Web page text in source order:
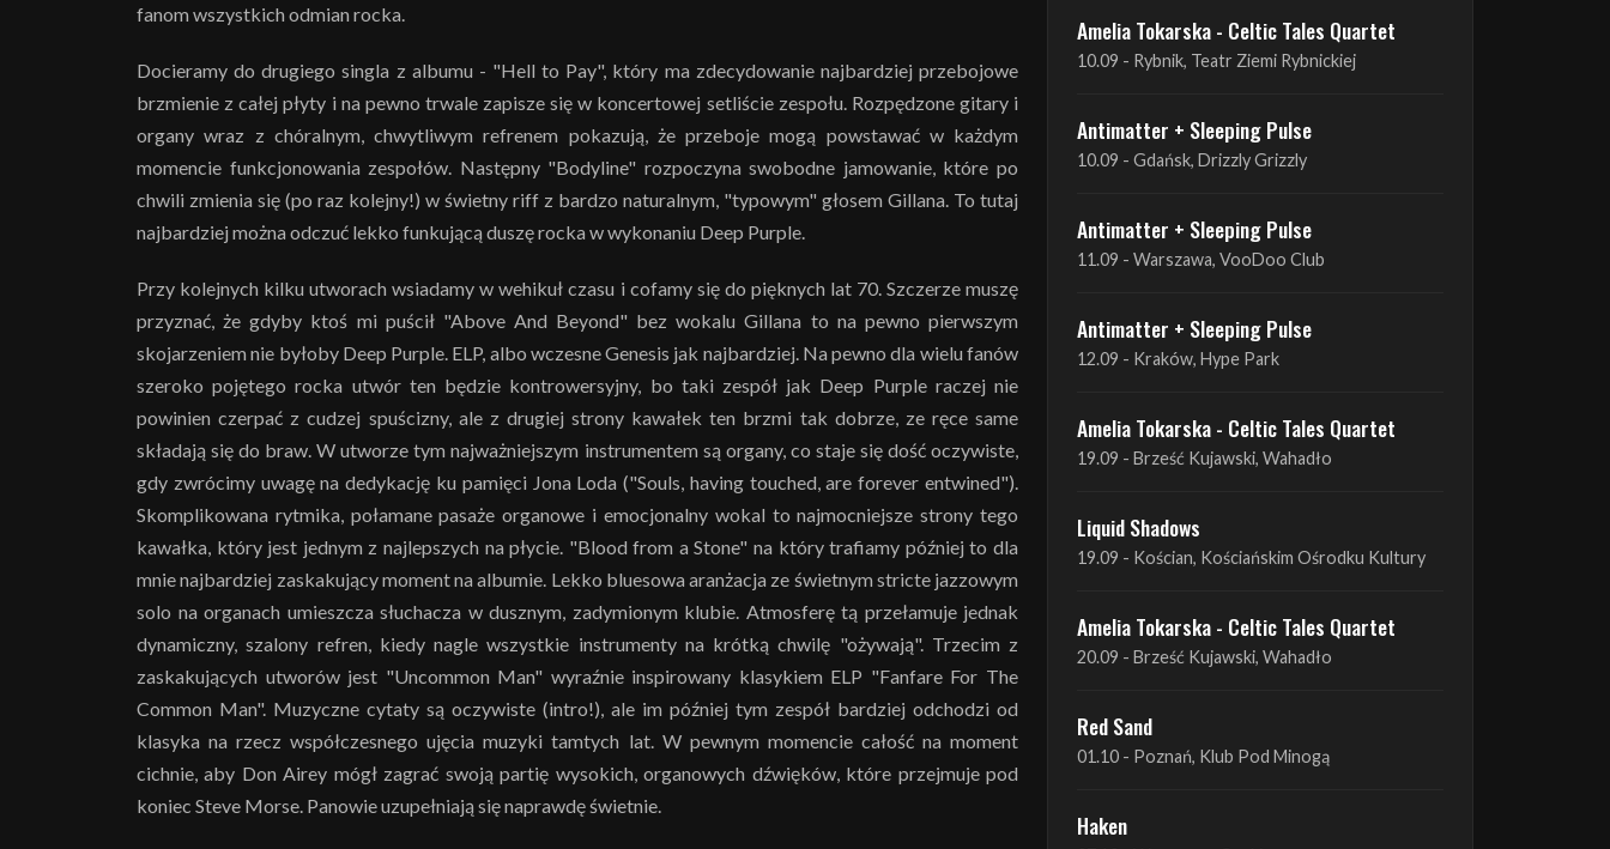
fanom wszystkich odmian rocka.
Docieramy do drugiego singla z albumu ­- "Hell to Pay", który ma zdecydowanie najbardziej przebojowe
brzmienie z całej płyty i na pewno trwale zapisze się w koncertowej setliście zespołu. Rozpędzone gitary i
organy wraz z chóralnym, chwytliwym refrenem pokazują, że przeboje mogą powstawać w każdym
momencie funkcjonowania zespołów. Następny "Bodyline" rozpoczyna swobodne jamowanie, które po
chwili zmienia się (po raz kolejny!) w świetny riff z bardzo naturalnym, "typowym" głosem Gillana. To tutaj
najbardziej można odczuć lekko funkującą duszę rocka w wykonaniu Deep Purple.
Przy kolejnych kilku utworach wsiadamy w wehikuł czasu i cofamy się do pięknych lat 70. Szczerze muszę
przyznać, że gdyby ktoś mi puścił "Above And Beyond" bez wokalu Gillana to na pewno pierwszym
skojarzeniem nie byłoby Deep Purple. ELP, albo wczesne Genesis jak najbardziej. Na pewno dla wielu fanów
szeroko pojętego rocka utwór ten będzie kontrowersyjny, bo taki zespół jak Deep Purple raczej nie
powinien czerpać z cudzej spuścizny, ale z drugiej strony kawałek ten brzmi tak dobrze, ze ręce same
składają się do braw. W utworze tym najważniejszym instrumentem są organy, co staje się dość oczywiste,
gdy zwrócimy uwagę na dedykację ku pamięci Jona Loda ("Souls, having touched, are forever entwined").
Skomplikowana rytmika, połamane pasaże organowe i emocjonalny wokal to najmocniejsze strony tego
kawałka, który jest jednym z najlepszych na płycie. "Blood from a Stone" na który trafiamy później to dla
mnie najbardziej zaskakujący moment na albumie. Lekko bluesowa aranżacja ze świetnym stricte jazzowym
solo na organach umieszcza słuchacza w dusznym, zadymionym klubie. Atmosferę tą przełamuje jednak
dynamiczny, szalony refren, kiedy nagle wszystkie instrumenty na krótką chwilę "ożywają". Trzecim z
zaskakujących utworów jest "Uncommon Man" wyraźnie inspirowany klasykiem ELP "Fanfare For The
Common Man". Muzyczne cytaty są oczywiste (intro!), ale im później tym zespół bardziej odchodzi od
klasyka na rzecz współczesnego ujęcia muzyki tamtych lat. W pewnym momencie całość na moment
cichnie, aby Don Airey mógł zagrać swoją partię wysokich, organowych dźwięków, które przejmuje pod
koniec Steve Morse. Panowie uzupełniają się naprawdę świetnie.
Antimatter + Sleeping Pulse
10.09 - Gdańsk, Drizzly Grizzly
Antimatter + Sleeping Pulse
11.09 - Warszawa, VooDoo Club
Antimatter + Sleeping Pulse
12.09 - Kraków, Hype Park
Amelia Tokarska - Celtic Tales Quartet
19.09 - Brześć Kujawski, Wahadło
Liquid Shadows
19.09 - Kościan, Kościańskim Ośrodku Kultury
Amelia Tokarska - Celtic Tales Quartet
20.09 - Brześć Kujawski, Wahadło
Red Sand
01.10 - Poznań, Klub Pod Minogą
Haken
07.10 - Warszawa, Oczki
Heretoir + Unreqvited + Nidare